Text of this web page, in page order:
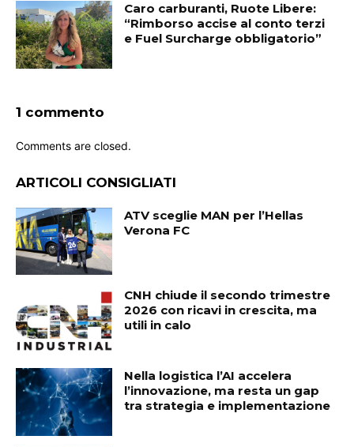
Caro carburanti, Ruote Libere:
“Rimborso accise al conto terzi
e Fuel Surcharge obbligatorio”
1 commento
Comments are closed.
ARTICOLI CONSIGLIATI
ATV sceglie MAN per l’Hellas
Verona FC
CNH chiude il secondo trimestre
2026 con ricavi in crescita, ma
utili in calo
Nella logistica l’AI accelera
l’innovazione, ma resta un gap
tra strategia e implementazione